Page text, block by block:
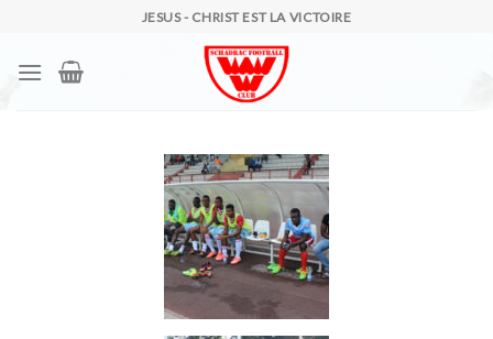
JESUS - CHRIST EST LA VICTOIRE